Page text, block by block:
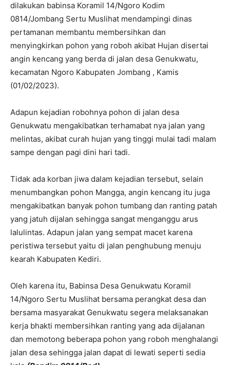
dilakukan babinsa Koramil 14/Ngoro Kodim
0814/Jombang Sertu Muslihat mendampingi dinas
pertamanan membantu membersihkan dan
menyingkirkan pohon yang roboh akibat Hujan disertai
angin kencang yang berda di jalan desa Genukwatu,
kecamatan Ngoro Kabupaten Jombang , Kamis
(01/02/2023).
Adapun kejadian robohnya pohon di jalan desa
Genukwatu mengakibatkan terhamabat nya jalan yang
melintas, akibat curah hujan yang tinggi mulai tadi malam
sampe dengan pagi dini hari tadi.
Tidak ada korban jiwa dalam kejadian tersebut, selain
menumbangkan pohon Mangga, angin kencang itu juga
mengakibatkan banyak pohon tumbang dan ranting patah
yang jatuh dijalan sehingga sangat menganggu arus
lalulintas. Adapun jalan yang sempat macet karena
peristiwa tersebut yaitu di jalan penghubung menuju
kearah Kabupaten Kediri.
Oleh karena itu, Babinsa Desa Genukwatu Koramil
14/Ngoro Sertu Muslihat bersama perangkat desa dan
bersama masyarakat Genukwatu segera melaksanakan
kerja bhakti membersihkan ranting yang ada dijalanan
dan memotong beberapa pohon yang roboh menghalangi
jalan desa sehingga jalan dapat di lewati seperti sedia